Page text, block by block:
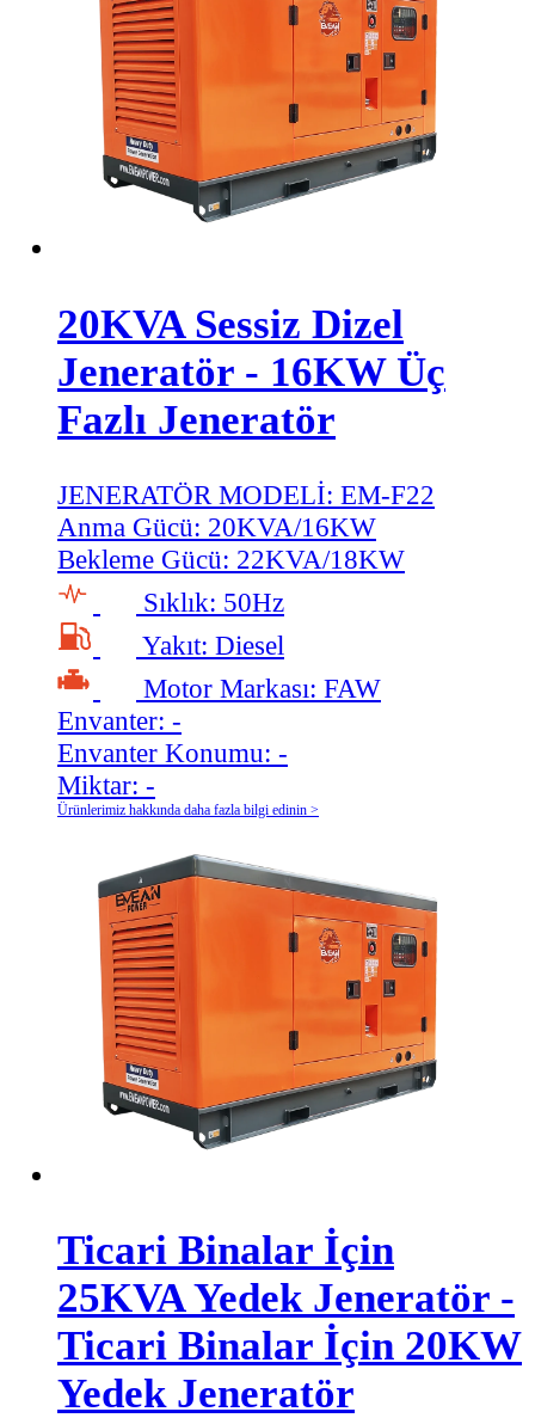
20KVA Sessiz Dizel
Jeneratör - 16KW Üç
Fazlı Jeneratör
JENERATÖR MODELİ: EM-F22
Anma Gücü: 20KVA/16KW
Bekleme Gücü: 22KVA/18KW
Sıklık: 50Hz
Yakıt: Diesel
Motor Markası: FAW
Envanter: -
Envanter Konumu: -
Miktar: -
Ürünlerimiz hakkında daha fazla bilgi edinin >
Ticari Binalar İçin
25KVA Yedek Jeneratör -
Ticari Binalar İçin 20KW
Yedek Jeneratör